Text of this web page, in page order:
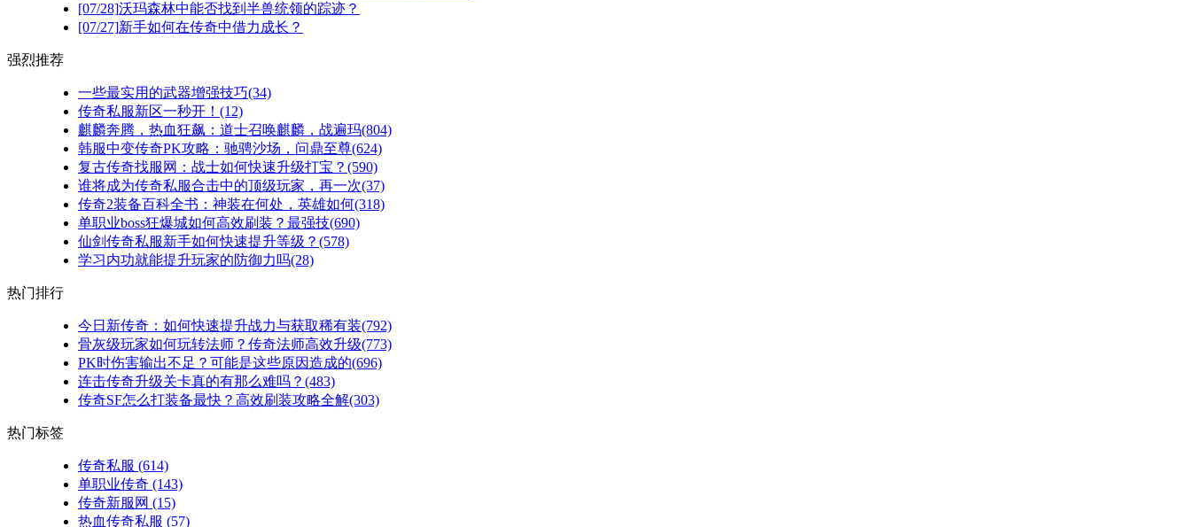
[07/28]沃玛森林中能否找到半兽统领的踪迹？
[07/27]新手如何在传奇中借力成长？
强烈推荐
一些最实用的武器增强技巧(34)
传奇私服新区一秒开！(12)
麒麟奔腾，热血狂飙：道士召唤麒麟，战遍玛(804)
韩服中变传奇PK攻略：驰骋沙场，问鼎至尊(624)
复古传奇找服网：战士如何快速升级打宝？(590)
谁将成为传奇私服合击中的顶级玩家，再一次(37)
传奇2装备百科全书：神装在何处，英雄如何(318)
单职业boss狂爆城如何高效刷装？最强技(690)
仙剑传奇私服新手如何快速提升等级？(578)
学习内功就能提升玩家的防御力吗(28)
热门排行
今日新传奇：如何快速提升战力与获取稀有装(792)
骨灰级玩家如何玩转法师？传奇法师高效升级(773)
PK时伤害输出不足？可能是这些原因造成的(696)
连击传奇升级关卡真的有那么难吗？(483)
传奇SF怎么打装备最快？高效刷装攻略全解(303)
热门标签
传奇私服 (614)
单职业传奇 (143)
传奇新服网 (15)
热血传奇私服 (57)